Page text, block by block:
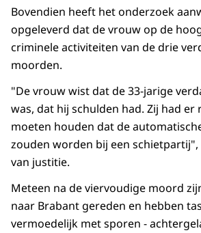
Bovendien heeft het onderzoek
opgeleverd dat de vrouw op de
criminele activiteiten van de drie
moorden.
"De vrouw wist dat de 33-jarige
was, dat hij schulden had. Zij had er
moeten houden dat de
zouden worden bij een
van justitie.
Meteen na de viervoudige moord
naar Brabant gereden en hebben
vermoedelijk met sporen -